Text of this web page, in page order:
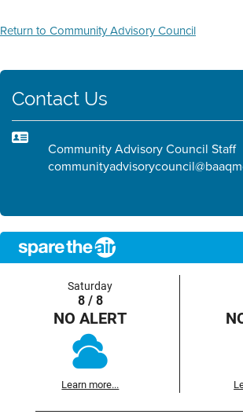
Return to Community Advisory Council
Contact Us
Community Advisory Council Staff
Saturday
8 / 8
NO ALERT
Learn more...